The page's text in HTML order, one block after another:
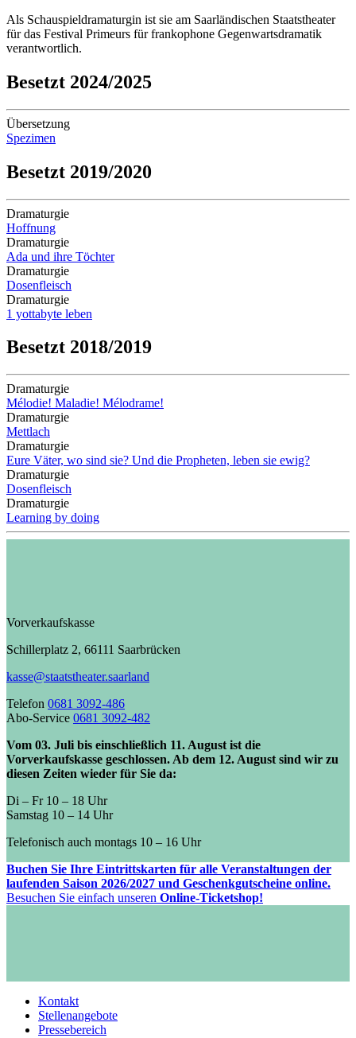
Als Schauspieldramaturgin ist sie am Saarländischen Staatstheater
für das Festival Primeurs für frankophone Gegenwartsdramatik
verantwortlich.
Besetzt 2024/2025
Übersetzung
Spezimen
Besetzt 2019/2020
Dramaturgie
Hoffnung
Dramaturgie
Ada und ihre Töchter
Dramaturgie
Dosenfleisch
Dramaturgie
1 yottabyte leben
Besetzt 2018/2019
Dramaturgie
Mélodie! Maladie! Mélodrame!
Dramaturgie
Mettlach
Dramaturgie
Eure Väter, wo sind sie? Und die Propheten, leben sie ewig?
Dramaturgie
Dosenfleisch
Dramaturgie
Learning by doing
Vorverkaufskasse
Schillerplatz 2, 66111 Saarbrücken
kasse@staatstheater.saarland
Telefon 0681 3092-486
Abo-Service 0681 3092-482
Vom 03. Juli bis einschließlich 11. August ist die
Vorverkaufskasse geschlossen. Ab dem 12. August sind wir zu
diesen Zeiten wieder für Sie da:
Di – Fr 10 – 18 Uhr
Samstag 10 – 14 Uhr
Telefonisch auch montags 10 – 16 Uhr
Buchen Sie Ihre Eintrittskarten für alle Veranstaltungen der
laufenden Saison 2026/2027 und Geschenkgutscheine online.
Besuchen Sie einfach unseren Online-Ticketshop!
Kontakt
Stellenangebote
Pressebereich